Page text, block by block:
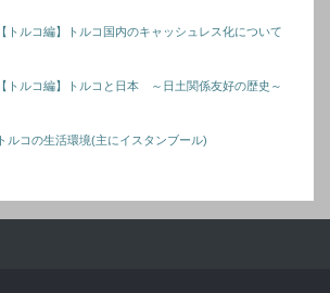
【トルコ編】トルコ国内のキャッシュレス化について
【トルコ編】トルコと日本 ～日土関係友好の歴史～
トルコの生活環境(主にイスタンブール)